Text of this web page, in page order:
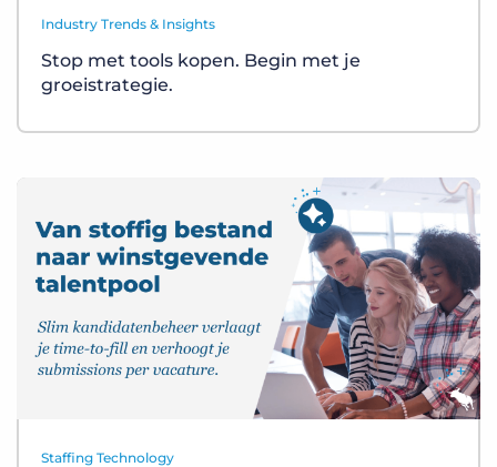
Industry Trends & Insights
Stop met tools kopen. Begin met je
groeistrategie.
Staffing Technology